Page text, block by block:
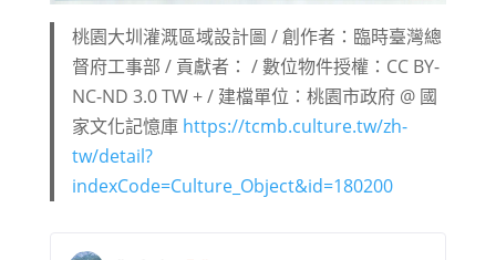
桃園大圳灌溉區域設計圖 / 創作者：臨時臺灣總
督府工事部 / 貢獻者： / 數位物件授權：CC BY-
NC-ND 3.0 TW + / 建檔單位：桃園市政府 @ 國
家文化記憶庫 https://tcmb.culture.tw/zh-
tw/detail?
indexCode=Culture_Object&id=180200